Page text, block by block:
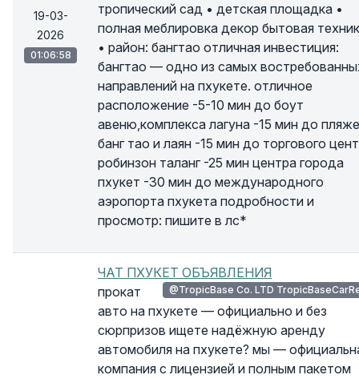
19-03-
2026
01:06:58
тропический сад • детская площадка •
полная меблировка декор бытовая
• район: бангтао отличная инвестиция:
бангтао — одно из самых
направлений на пхукете. отличное
расположение -5-10 мин до боут
авеню,комплекса лагуна -15 мин до
банг тао и лаян -15 мин до торгового
робинзон таланг -25 мин центра города
пхукет -30 мин до международного
аэропорта пхукета подробности и
просмотр: пишите в лс*
ЧАТ ПХУКЕТ ОБЪЯВЛЕНИЯ
@TropicBase Co. LTD
прокат
авто на пхукете — официально и без
сюрпризов ищете надёжную аренду
автомобиля на пхукете? мы —
компания с лицензией и полным пакетом